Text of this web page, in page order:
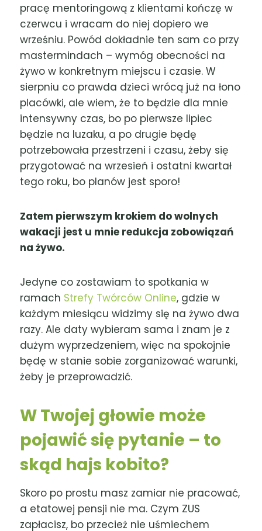
pracę mentoringową z klientami kończę w
czerwcu i wracam do niej dopiero we
wrześniu. Powód dokładnie ten sam co przy
mastermindach – wymóg obecności na
żywo w konkretnym miejscu i czasie. W
sierpniu co prawda dzieci wrócą już na łono
placówki, ale wiem, że to będzie dla mnie
intensywny czas, bo po pierwsze lipiec
będzie na luzaku, a po drugie będę
potrzebowała przestrzeni i czasu, żeby się
przygotować na wrzesień i ostatni kwartał
tego roku, bo planów jest sporo!
Zatem pierwszym krokiem do wolnych
wakacji jest u mnie redukcja zobowiązań
na żywo.
Jedyne co zostawiam to spotkania w
ramach Strefy Twórców Online, gdzie w
każdym miesiącu widzimy się na żywo dwa
razy. Ale daty wybieram sama i znam je z
dużym wyprzedzeniem, więc na spokojnie
będę w stanie sobie zorganizować warunki,
żeby je przeprowadzić.
W Twojej głowie może
pojawić się pytanie – to
skąd hajs kobito?
Skoro po prostu masz zamiar nie pracować,
a etatowej pensji nie ma. Czym ZUS
zapłacisz, bo przecież nie uśmiechem